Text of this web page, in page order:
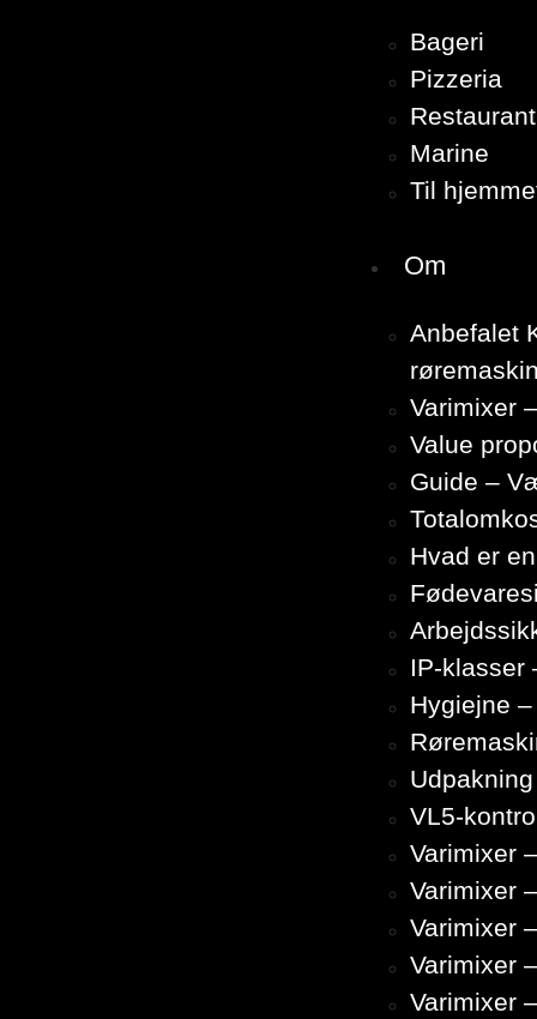
Bageri
Pizzeria
Restaurant
Marine
Til
Om
Anbefalet
Varimixer
Value
Guide –
Hvad er
IP-klasser
Hygiejne
VL5-
Varimixer
Varimixer
Varimixer
Varimixer
Varimixer